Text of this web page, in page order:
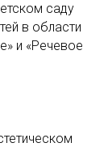
саду
в области
и «Речевое